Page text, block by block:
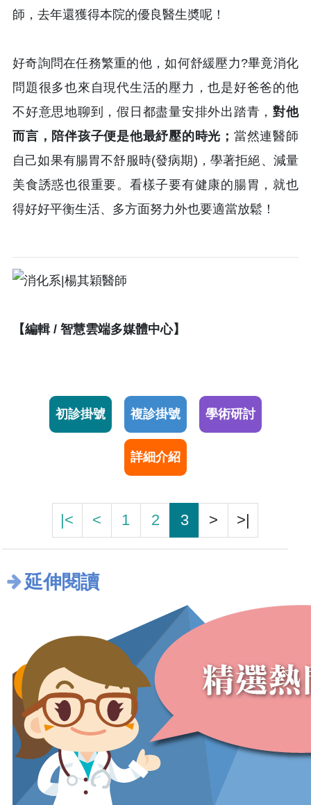
師，去年還獲得本院的優良醫生奬呢！
好奇詢問在任務繁重的他，如何舒緩壓力?畢竟消化
問題很多也來自現代生活的壓力，也是好爸爸的他
不好意思地聊到，假日都盡量安排外出踏青，對他
而言，陪伴孩子便是他最紓壓的時光； 當然連醫師
自己如果有腸胃不舒服時(發病期)，學著拒絕、減量
美食誘惑也很重要。看樣子要有健康的腸胃，就也
得好好平衡生活、多方面努力外也要適當放鬆！
【編輯 / 智慧雲端多媒體中心】
初診掛號 複診掛號 學術研討
詳細介紹
|< < 1 2 3 > >|
延伸閱讀